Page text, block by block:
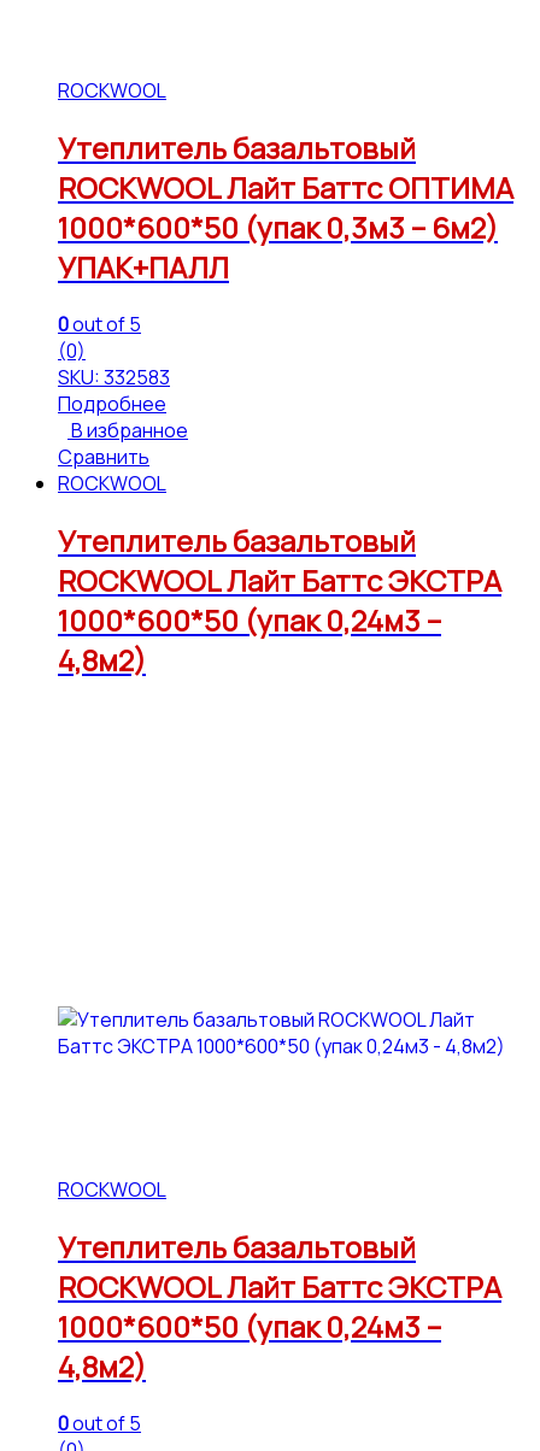
ROCKWOOL
Утеплитель базальтовый
ROCKWOOL Лайт Баттс ОПТИМА
1000*600*50 (упак 0,3м3 – 6м2)
УПАК+ПАЛЛ
0out of 5
(0)
SKU: 332583
Подробнее
В избранное
Сравнить
ROCKWOOL
Утеплитель базальтовый
ROCKWOOL Лайт Баттс ЭКСТРА
1000*600*50 (упак 0,24м3 –
4,8м2)
ROCKWOOL
Утеплитель базальтовый
ROCKWOOL Лайт Баттс ЭКСТРА
1000*600*50 (упак 0,24м3 –
4,8м2)
0out of 5